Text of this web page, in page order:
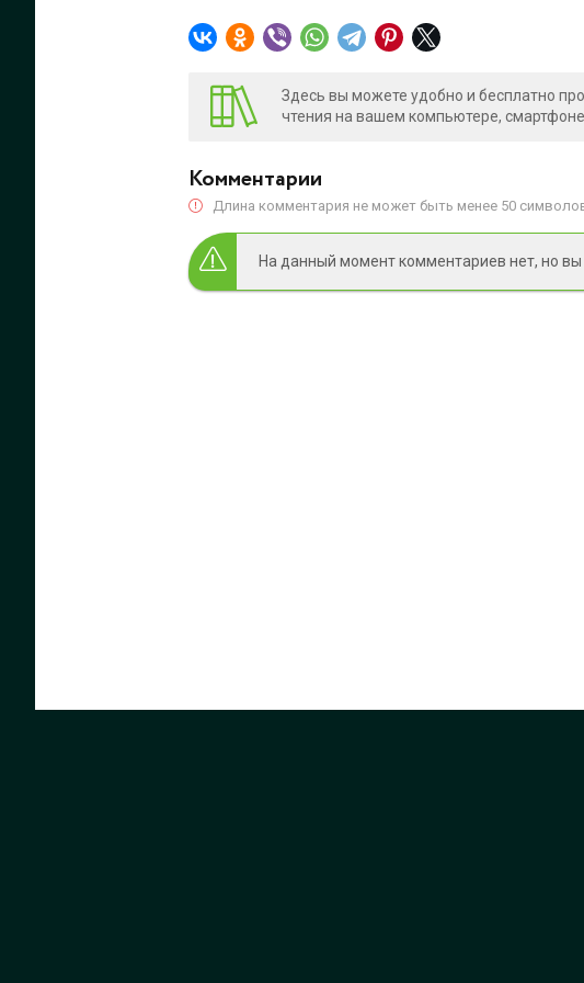
Здесь вы можете удобно и бесплатно
чтения на вашем компьютере,
Комментарии
Длина комментария не может быть менее 50
На данный момент комментариев нет, но